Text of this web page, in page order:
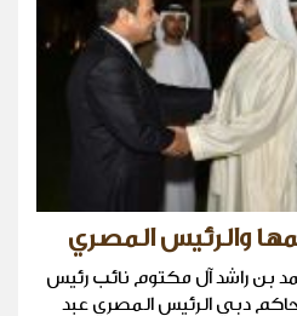
والرئيس المصري
بن راشد آل مكتوم نائب رئيس
دبي الرئيس المصري عبد